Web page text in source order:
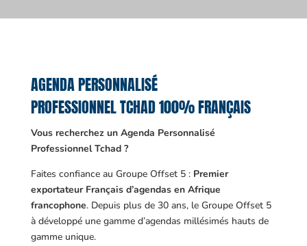
AGENDA PERSONNALISÉ
PROFESSIONNEL TCHAD 100% FRANÇAIS
Vous recherchez un Agenda Personnalisé
Professionnel Tchad ?
Faites confiance au Groupe Offset 5 : Premier
exportateur Français d’agendas en Afrique
francophone. Depuis plus de 30 ans, le Groupe Offset 5
à développé une gamme d’agendas millésimés hauts de
gamme unique.